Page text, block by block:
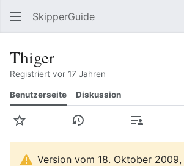
SkipperGuide
Thiger
Registriert vor 17 Jahren
Benutzerseite Diskussion
Beobachten Versionsgeschichte
Beiträge
Version vom 18. Oktober